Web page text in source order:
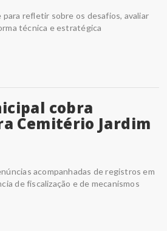
refletir sobre os desafios, avaliar
técnica e estratégica
cobra
Cemitério Jardim
acompanhadas de registros em
de fiscalização e de mecanismos